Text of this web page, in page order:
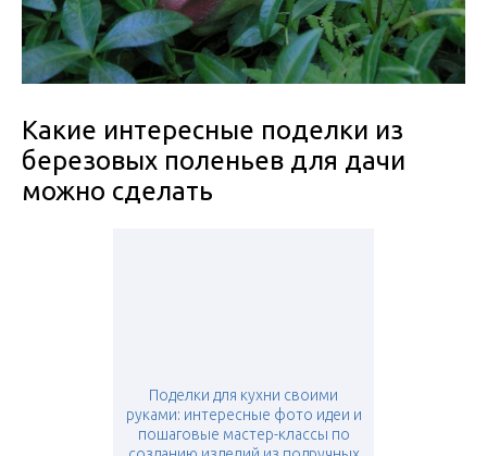
Какие интересные поделки из
березовых поленьев для дачи
можно сделать
Поделки для кухни своими
руками: интересные фото идеи и
пошаговые мастер-классы по